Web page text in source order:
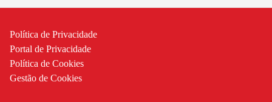
Política de Privacidade
Portal de Privacidade
Política de Cookies
Gestão de Cookies